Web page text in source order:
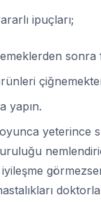
ipuçları;
yapın.
yeterince